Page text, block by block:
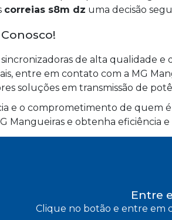
correias s8m dz uma decisão
de alta qualidade e
entre em contato com a MG
soluções em transmissão de
e o comprometimento de quem
Mangueiras e obtenha eficiência
Entre
Clique no botão e entre em